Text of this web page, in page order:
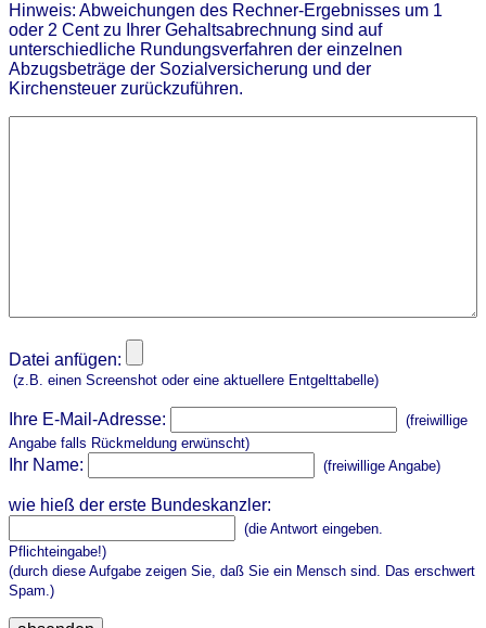
Hinweis: Abweichungen des Rechner-Ergebnisses um 1
oder 2 Cent zu Ihrer Gehaltsabrechnung sind auf
unterschiedliche Rundungsverfahren der einzelnen
Abzugsbeträge der Sozialversicherung und der
Kirchensteuer zurückzuführen.
Datei anfügen:
(z.B. einen Screenshot oder eine aktuellere Entgelttabelle)
Ihre E-Mail-Adresse:
(freiwillige
Angabe falls Rückmeldung erwünscht)
Ihr Name: (freiwillige Angabe)
wie hieß der erste Bundeskanzler:
(die Antwort eingeben.
Pflichteingabe!)
(durch diese Aufgabe zeigen Sie, daß Sie ein Mensch sind. Das erschwert
Spam.)